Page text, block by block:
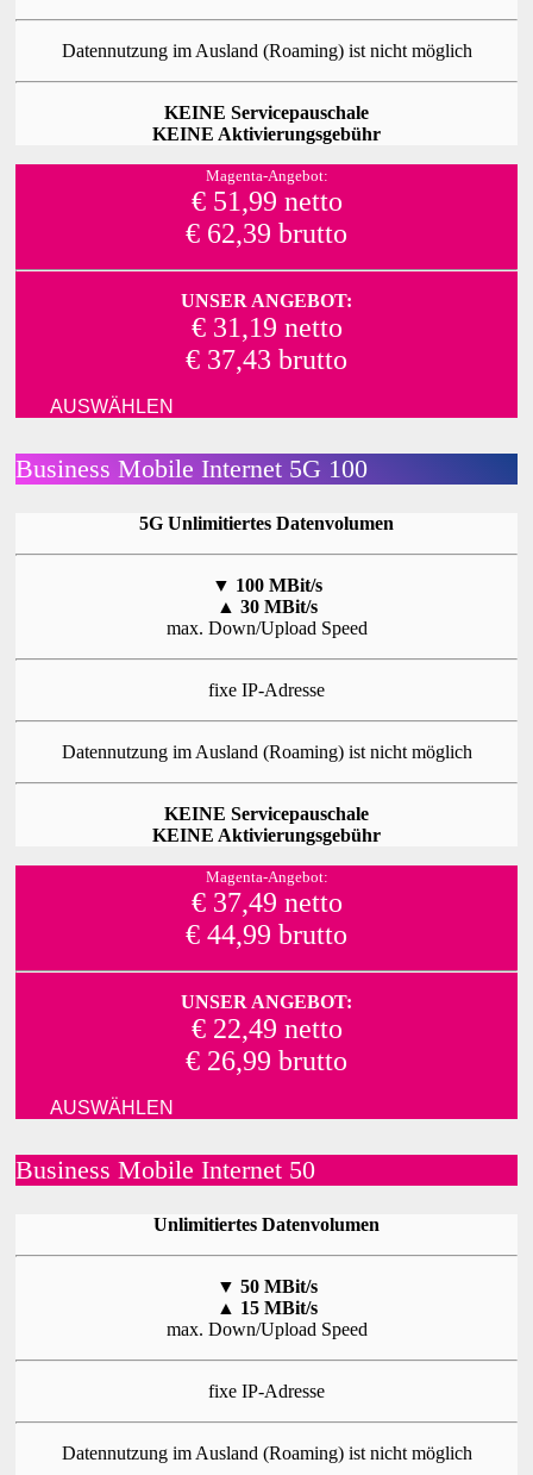
Datennutzung im Ausland (Roaming) ist nicht möglich
KEINE Servicepauschale
KEINE Aktivierungsgebühr
Magenta-Angebot:
€ 51,99 netto
€ 62,39 brutto
UNSER ANGEBOT:
€ 31,19 netto
€ 37,43 brutto
AUSWÄHLEN
Business Mobile Internet 5G 100
5G Unlimitiertes Datenvolumen
▼ 100 MBit/s
▲ 30 MBit/s
max. Down/Upload Speed
fixe IP-Adresse
Datennutzung im Ausland (Roaming) ist nicht möglich
KEINE Servicepauschale
KEINE Aktivierungsgebühr
Magenta-Angebot:
€ 37,49 netto
€ 44,99 brutto
UNSER ANGEBOT:
€ 22,49 netto
€ 26,99 brutto
AUSWÄHLEN
Business Mobile Internet 50
Unlimitiertes Datenvolumen
▼ 50 MBit/s
▲ 15 MBit/s
max. Down/Upload Speed
fixe IP-Adresse
Datennutzung im Ausland (Roaming) ist nicht möglich